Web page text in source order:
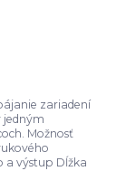
zariadení
jedným
Možnosť
a výstup Dĺžka